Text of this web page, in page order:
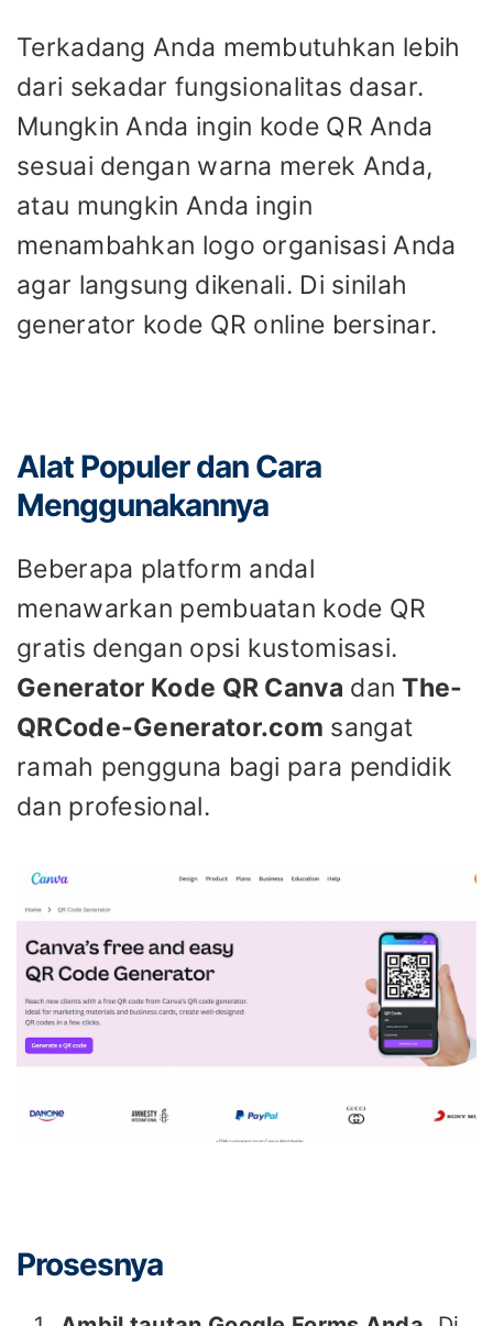
Terkadang Anda membutuhkan lebih
dari sekadar fungsionalitas dasar.
Mungkin Anda ingin kode QR Anda
sesuai dengan warna merek Anda,
atau mungkin Anda ingin
menambahkan logo organisasi Anda
agar langsung dikenali. Di sinilah
generator kode QR online bersinar.
Alat Populer dan Cara
Menggunakannya
Beberapa platform andal
menawarkan pembuatan kode QR
gratis dengan opsi kustomisasi.
Generator Kode QR Canva danThe-
QRCode-Generator.com sangat
ramah pengguna bagi para pendidik
dan profesional.
Prosesnya